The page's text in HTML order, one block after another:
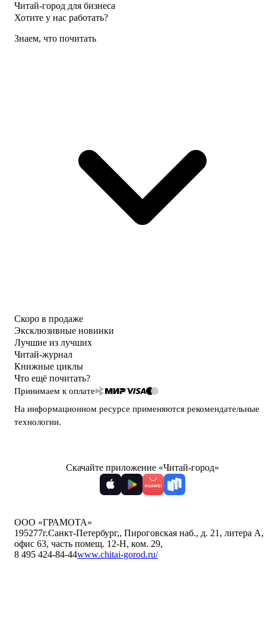
Читай-город для бизнеса
Хотите у нас работать?
Знаем, что почитать
Скоро в продаже
Эксклюзивные новинки
Лучшие из лучших
Читай-журнал
Книжные циклы
Что ещё почитать?
Принимаем к оплате
На информационном ресурсе применяются рекомендательные
технологии.
Скачайте приложение «Читай-город»
ООО «ГРАМОТА»
195277г.Санкт-Петербург,, Пироговская наб., д. 21, литера А,
офис 63, часть помещ. 12-Н, ком. 29,
8 495 424-84-44www.chitai-gorod.ru/